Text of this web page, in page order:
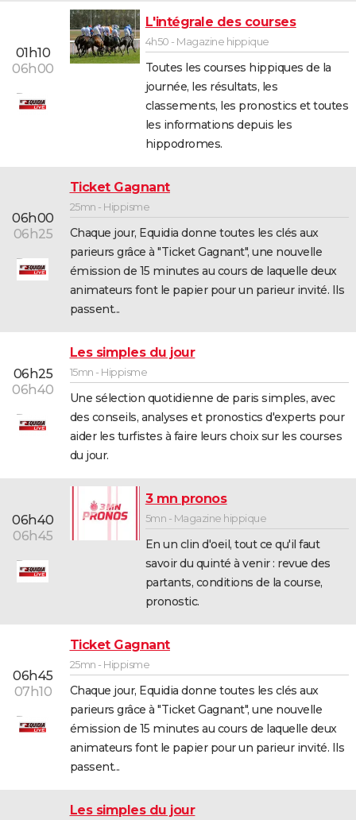
01h10
06h00
L'intégrale des courses
4h50 - Magazine hippique
Toutes les courses hippiques de la
journée, les résultats, les
classements, les pronostics et toutes
les informations depuis les
hippodromes.
06h00
06h25
Ticket Gagnant
25mn - Hippisme
Chaque jour, Equidia donne toutes les clés aux
parieurs grâce à "Ticket Gagnant", une nouvelle
émission de 15 minutes au cours de laquelle deux
animateurs font le papier pour un parieur invité. Ils
passent...
06h25
06h40
Les simples du jour
15mn - Hippisme
Une sélection quotidienne de paris simples, avec
des conseils, analyses et pronostics d'experts pour
aider les turfistes à faire leurs choix sur les courses
du jour.
06h40
06h45
3 mn pronos
5mn - Magazine hippique
En un clin d'oeil, tout ce qu'il faut
savoir du quinté à venir : revue des
partants, conditions de la course,
pronostic.
06h45
07h10
Ticket Gagnant
25mn - Hippisme
Chaque jour, Equidia donne toutes les clés aux
parieurs grâce à "Ticket Gagnant", une nouvelle
émission de 15 minutes au cours de laquelle deux
animateurs font le papier pour un parieur invité. Ils
passent...
Les simples du jour